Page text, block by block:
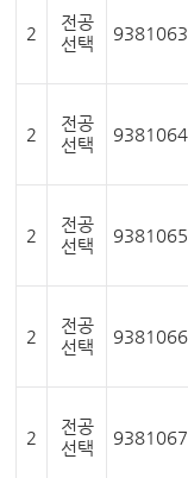
2
전공
선택
9381063
2
전공
선택
9381064
2
전공
선택
9381065
2
전공
선택
9381066
2
전공
선택
9381067